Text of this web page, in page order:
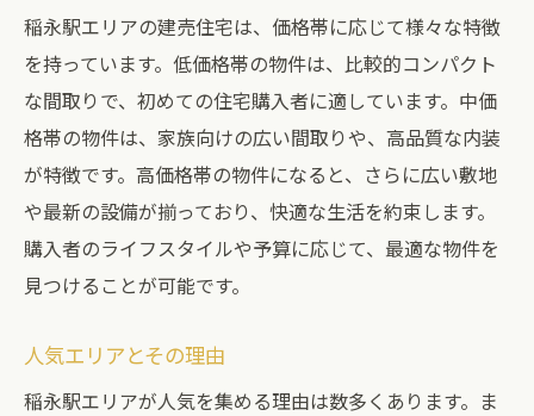
稲永駅エリアの建売住宅は、価格帯に応じて様々な特徴
を持っています。低価格帯の物件は、比較的コンパクト
な間取りで、初めての住宅購入者に適しています。中価
格帯の物件は、家族向けの広い間取りや、高品質な内装
が特徴です。高価格帯の物件になると、さらに広い敷地
や最新の設備が揃っており、快適な生活を約束します。
購入者のライフスタイルや予算に応じて、最適な物件を
見つけることが可能です。
人気エリアとその理由
稲永駅エリアが人気を集める理由は数多くあります。ま